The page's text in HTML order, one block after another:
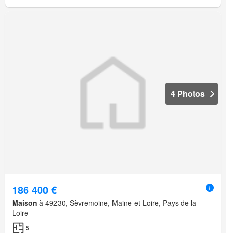
4 Photos
186 400 €
Maison à 49230, Sèvremoine, Maine-et-Loire, Pays de la
Loire
5